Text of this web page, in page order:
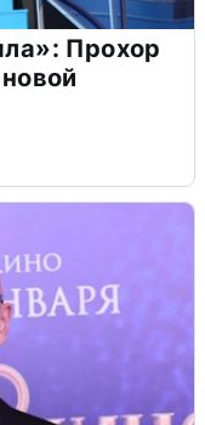
Прохор